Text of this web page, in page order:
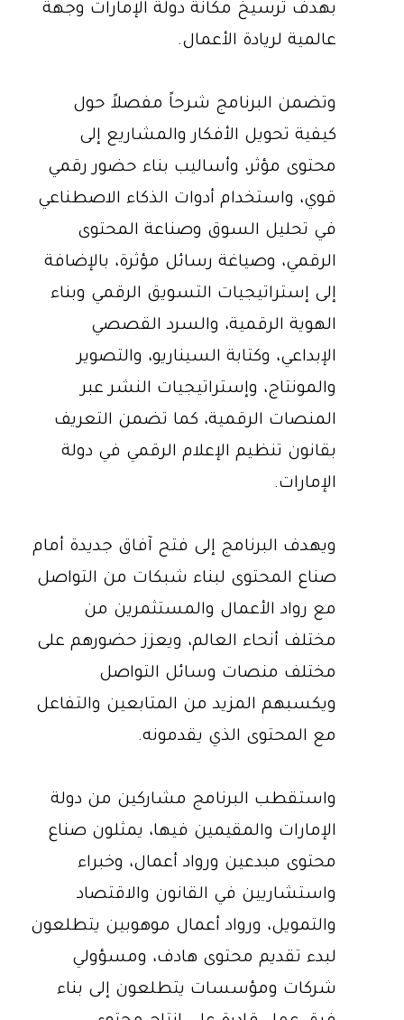
بهدف ترسيخ مكانة دولة الإمارات وجهة
عالمية لريادة الأعمال.
وتضمن البرنامج شرحاً مفصلاً حول
كيفية تحويل الأفكار والمشاريع إلى
محتوى مؤثر، وأساليب بناء حضور رقمي
قوي، واستخدام أدوات الذكاء الاصطناعي
في تحليل السوق وصناعة المحتوى
الرقمي، وصياغة رسائل مؤثرة، بالإضافة
إلى إستراتيجيات التسويق الرقمي وبناء
الهوية الرقمية، والسرد القصصي
الإبداعي، وكتابة السيناريو، والتصوير
والمونتاج، وإستراتيجيات النشر عبر
المنصات الرقمية، كما تضمن التعريف
بقانون تنظيم الإعلام الرقمي في دولة
الإمارات.
ويهدف البرنامج إلى فتح آفاق جديدة أمام
صناع المحتوى لبناء شبكات من التواصل
مع رواد الأعمال والمستثمرين من
مختلف أنحاء العالم، ويعزز حضورهم على
مختلف منصات وسائل التواصل
ويكسبهم المزيد من المتابعين والتفاعل
مع المحتوى الذي يقدمونه.
واستقطب البرنامج مشاركين من دولة
الإمارات والمقيمين فيها، يمثلون صناع
محتوى مبدعين ورواد أعمال، وخبراء
واستشاريين في القانون والاقتصاد
والتمويل، ورواد أعمال موهوبين يتطلعون
لبدء تقديم محتوى هادف، ومسؤولي
شركات ومؤسسات يتطلعون إلى بناء